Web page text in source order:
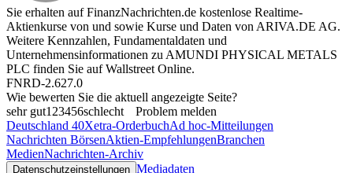
Sie erhalten auf FinanzNachrichten.de kostenlose Realtime-
Aktienkurse von und sowie Kurse und Daten von ARIVA.DE AG.
Weitere Kennzahlen, Fundamentaldaten und
Unternehmensinformationen zu AMUNDI PHYSICAL METALS
PLC finden Sie aufWallstreet Online.
FNRD-2.627.0
Wie bewerten Sie die aktuell angezeigte Seite?
sehr gut1 23456schlecht
Problem melden
Deutschland 40Xetra-OrderbuchAd hoc-Mitteilungen
Nachrichten BörsenAktien-EmpfehlungenBranchen
MedienNachrichten-Archiv
Datenschutzeinstellungen Mediadaten